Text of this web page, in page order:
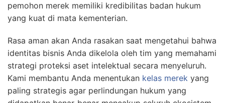
pemohon merek memiliki kredibilitas badan hukum
yang kuat di mata kementerian.
Rasa aman akan Anda rasakan saat mengetahui bahwa
identitas bisnis Anda dikelola oleh tim yang memahami
strategi proteksi aset intelektual secara menyeluruh.
Kami membantu Anda menentukan kelas merek yang
paling strategis agar perlindungan hukum yang